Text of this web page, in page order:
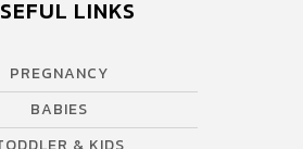
LINKS
PREGNANCY
BABIES